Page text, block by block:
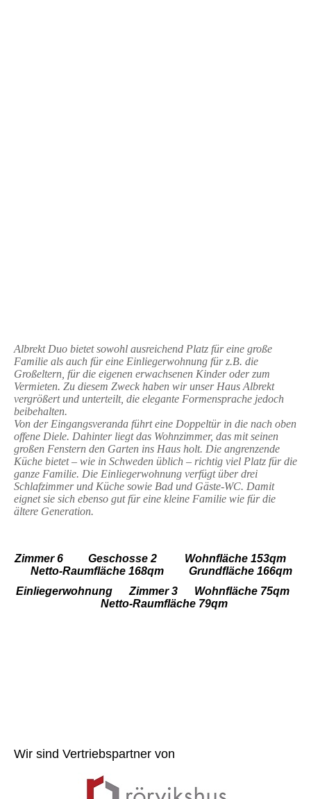
Albrekt Duo bietet sowohl ausreichend Platz für eine große
Familie als auch für eine Einliegerwohnung für z.B. die
Großeltern, für die eigenen erwachsenen Kinder oder zum
Vermieten. Zu diesem Zweck haben wir unser Haus Albrekt
vergrößert und unterteilt, die elegante Formensprache jedoch
beibehalten.
Von der Eingangsveranda führt eine Doppeltür in die nach oben
offene Diele. Dahinter liegt das Wohnzimmer, das mit seinen
großen Fenstern den Garten ins Haus holt. Die angrenzende
Küche bietet – wie in Schweden üblich – richtig viel Platz für die
ganze Familie. Die Einliegerwohnung verfügt über drei
Schlafzimmer und Küche sowie Bad und Gäste-WC. Damit
eignet sie sich ebenso gut für eine kleine Familie wie für die
ältere Generation.
Zimmer 6 Geschosse 2 Wohnfläche 153qm
Netto-Raumfläche 168qm Grundfläche 166qm
Einliegerwohnung Zimmer 3 Wohnfläche 75qm
Netto-Raumfläche 79qm
Wir sind Vertriebspartner von